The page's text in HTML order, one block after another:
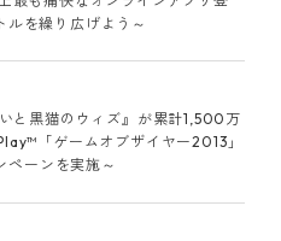
ルを繰り広げよう～
と黒猫のウィズ』が累計1,500万
「ゲームオブザイヤー2013」
ペーンを実施～